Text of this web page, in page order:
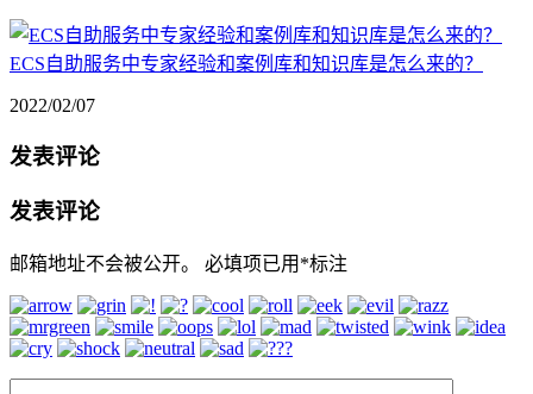
ECS自助服务中专家经验和案例库和知识库是怎么来的？
2022/02/07
发表评论
发表评论
邮箱地址不会被公开。 必填项已用 *标注